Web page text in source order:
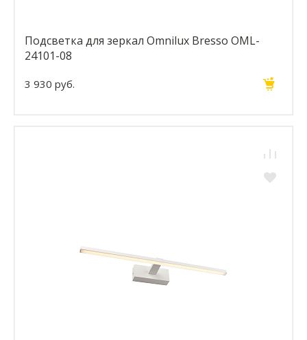
Подсветка для зеркал Omnilux Bresso OML-
24101-08
3 930 руб.